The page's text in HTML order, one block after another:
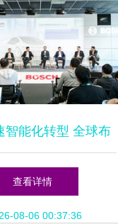
智能化转型 全球布
厂，软件开发团队扩
聚焦梅州软件创新
查看详情
08-06 00:37:36